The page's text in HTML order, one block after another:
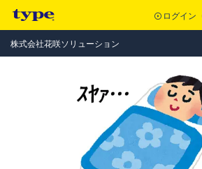
ログイン
株式会社花咲ソリューション